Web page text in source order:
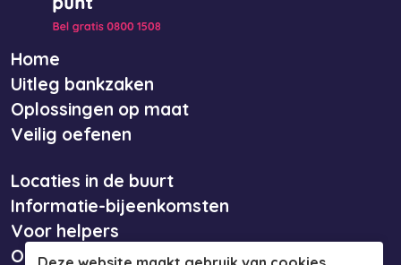
Home
Uitleg bankzaken
Oplossingen op maat
Veilig oefenen
Locaties in de buurt
Informatie-bijeenkomsten
Voor helpers
Over ons